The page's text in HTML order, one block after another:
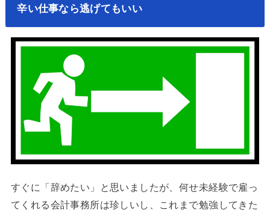
辛い仕事なら逃げてもいい
すぐに「辞めたい」と思いましたが、何せ未経験で雇っ
てくれる会計事務所は珍しいし、これまで勉強してきた